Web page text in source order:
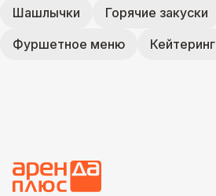
Шашлычки
Горячие закуски
Фуршетное меню
Кейтеринг